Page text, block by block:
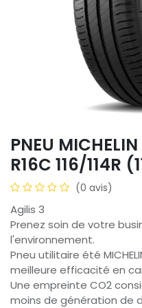
PNEU
R16C 116/114R
(0 avis)
Agilis 3
Prenez soin de votre
l'environnement.
Pneu utilitaire été
meilleure efficacité en
Une empreinte CO2
moins de génération de